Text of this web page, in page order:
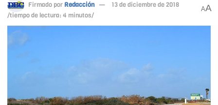
Firmado por Redacción
13 de diciembre de 2018
/tiempo de lectura: 4 minutos/
AA